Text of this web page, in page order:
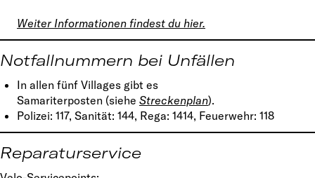
Weiter Informationen findest du hier.
Notfallnummern bei Unfällen
In allen fünf Villages gibt es
Samariterposten (siehe Streckenplan).
Polizei: 117, Sanität: 144, Rega: 1414, Feuerwehr: 118
Reparaturservice